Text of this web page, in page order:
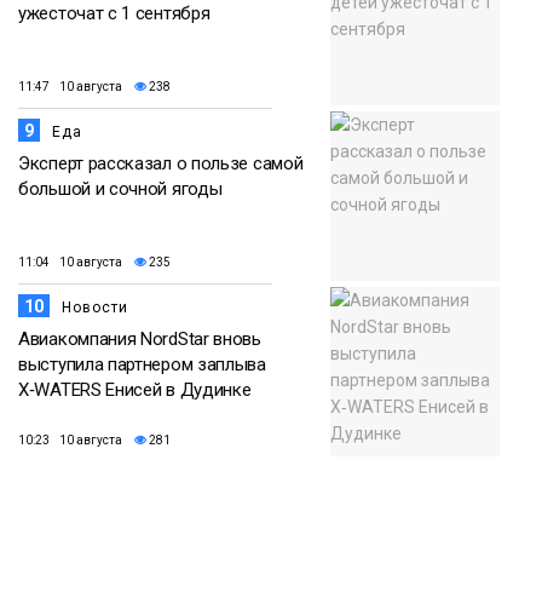
ужесточат с 1 сентября
11:47 10 августа 238
9 Еда
Эксперт рассказал о пользе самой
большой и сочной ягоды
11:04 10 августа 235
10 Новости
Авиакомпания NordStar вновь
выступила партнером заплыва
X‑WATERS Енисей в Дудинке
10:23 10 августа 281